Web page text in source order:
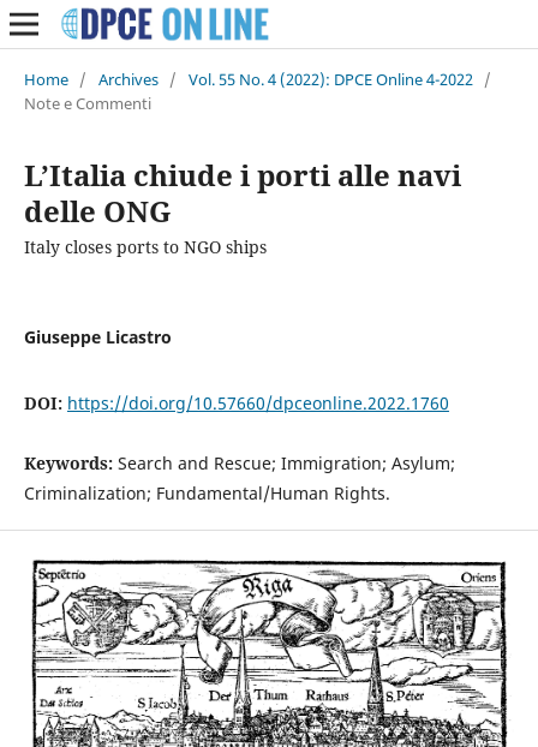
Home / Archives / Vol. 55 No. 4 (2022): DPCE Online 4-2022 /
Note e Commenti
L’Italia chiude i porti alle navi
delle ONG
Italy closes ports to NGO ships
Giuseppe Licastro
DOI: https://doi.org/10.57660/dpceonline.2022.1760
Keywords: Search and Rescue; Immigration; Asylum;
Criminalization; Fundamental/Human Rights.